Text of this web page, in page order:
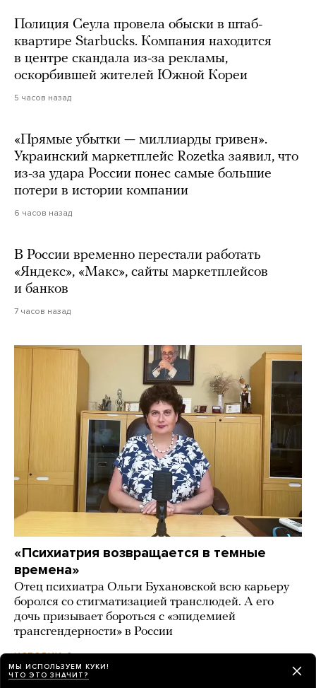
Полиция Сеула провела обыски в штаб-
квартире Starbucks. Компания находится
в центре скандала из-за рекламы,
оскорбившей жителей Южной Кореи
5 часов назад
«Прямые убытки — миллиарды гривен».
Украинский маркетплейс Rozetka заявил, что
из-за удара России понес самые большие
потери в истории компании
6 часов назад
В России временно перестали работать
«Яндекс», «Макс», сайты маркетплейсов
и банков
7 часов назад
«Психиатрия возвращается в темные
времена»
Отец психиатра Ольги Бухановской всю карьеру
боролся со стигматизацией транслюдей. А его
дочь призывает бороться с «эпидемией
трансгендерности» в России
ИСТОРИИ 6 часов назад
МЫ ИСПОЛЬЗУЕМ КУКИ!
ЧТО ЭТО ЗНАЧИТ?